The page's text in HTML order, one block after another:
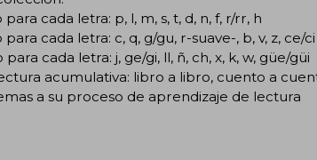
cada letra: p, l, m, s, t, d, n, f, r/rr, h
cada letra: c, q, g/gu, r-suave-, b, v, z, ce/ci
cada letra: j, ge/gi, ll, ñ, ch, x, k, w, güe/güi
acumulativa: libro a libro, cuento a
a su proceso de aprendizaje de lectura